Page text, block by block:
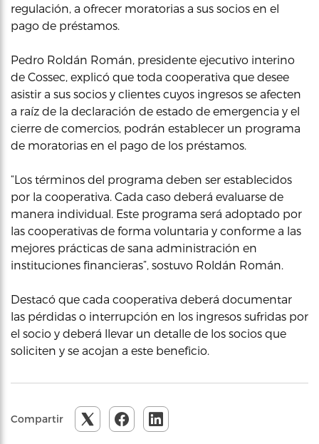
regulación, a ofrecer moratorias a sus socios en el
pago de préstamos.
Pedro Roldán Román, presidente ejecutivo interino
de Cossec, explicó que toda cooperativa que desee
asistir a sus socios y clientes cuyos ingresos se afecten
a raíz de la declaración de estado de emergencia y el
cierre de comercios, podrán establecer un programa
de moratorias en el pago de los préstamos.
“Los términos del programa deben ser establecidos
por la cooperativa. Cada caso deberá evaluarse de
manera individual. Este programa será adoptado por
las cooperativas de forma voluntaria y conforme a las
mejores prácticas de sana administración en
instituciones financieras”, sostuvo Roldán Román.
Destacó que cada cooperativa deberá documentar
las pérdidas o interrupción en los ingresos sufridas por
el socio y deberá llevar un detalle de los socios que
soliciten y se acojan a este beneficio.
Compartir